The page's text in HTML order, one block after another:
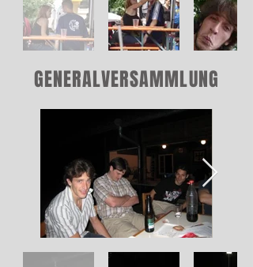
GENERALVERSAMMLUNG